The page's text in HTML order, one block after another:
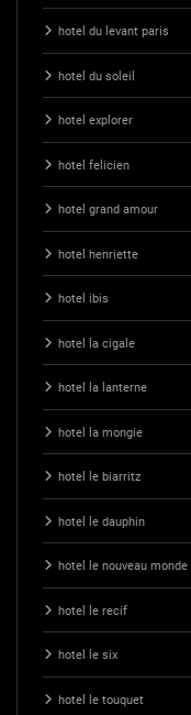
hotel du levant paris
hotel du soleil
hotel explorer
hotel felicien
hotel grand amour
hotel henriette
hotel ibis
hotel la cigale
hotel la lanterne
hotel la mongie
hotel le biarritz
hotel le dauphin
hotel le nouveau monde
hotel le recif
hotel le six
hotel le touquet